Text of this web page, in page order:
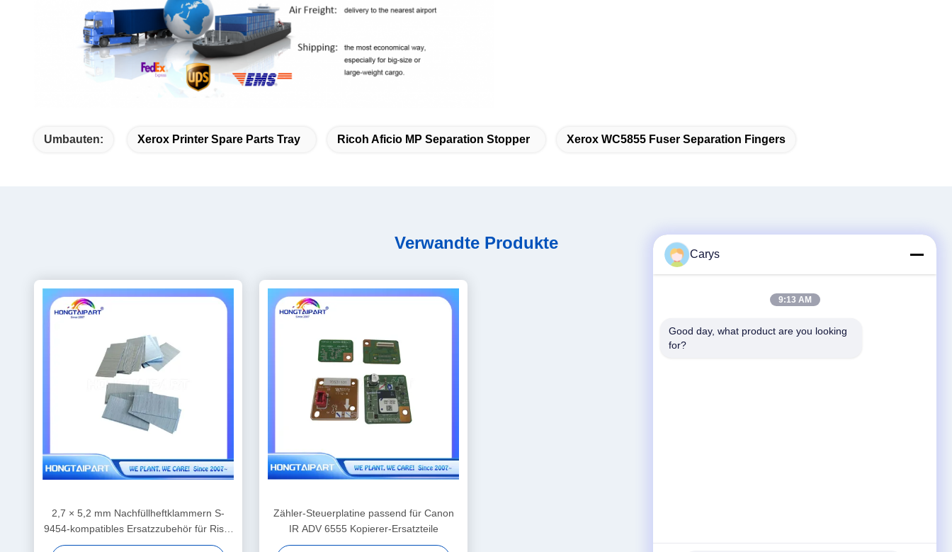
Umbauten: Xerox Printer Spare Parts Tray Ricoh Aficio MP Separation Stopper Xerox WC5855 Fuser Separation Fingers
Verwandte Produkte
2,7 × 5,2 mm Nachfüllheftklammern S-
9454-kompatibles Ersatzzubehör für Riso-
Finisher-Bindungen
Zähler-Steuerplatine passend für Canon
IR ADV 6555 Kopierer-Ersatzteile
Carys
9:13 AM
Good day, what product are you looking
for?